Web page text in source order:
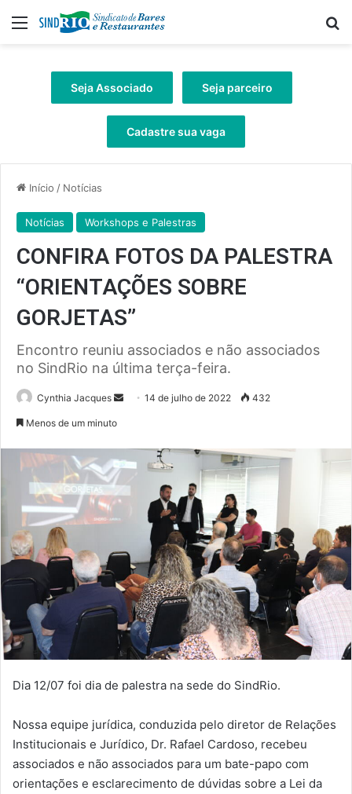
Menu
Seja Associado Seja parceiro
Cadastre sua vaga
Início / Notícias
Notícias Workshops e Palestras
CONFIRA FOTOS DA PALESTRA
“ORIENTAÇÕES SOBRE
GORJETAS”
Encontro reuniu associados e não associados
no SindRio na última terça-feira.
Cynthia Jacques
Mande14 de julho de 2022 432
Menos de um minuto
Dia 12/07 foi dia de palestra na sede do SindRio.
Nossa equipe jurídica, conduzida pelo diretor de Relações
Institucionais e Jurídico, Dr. Rafael Cardoso, recebeu
associados e não associados para um bate-papo com
orientações e esclarecimento de dúvidas sobre a Lei da